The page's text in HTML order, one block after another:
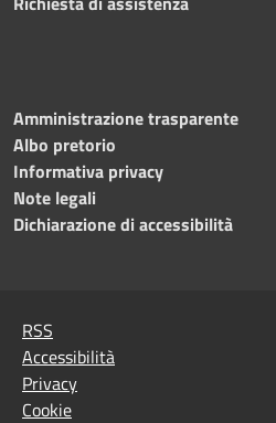
Amministrazione trasparente
Albo pretorio
Informativa privacy
Note legali
Dichiarazione di accessibilità
RSS
Accessibilità
Privacy
Cookie